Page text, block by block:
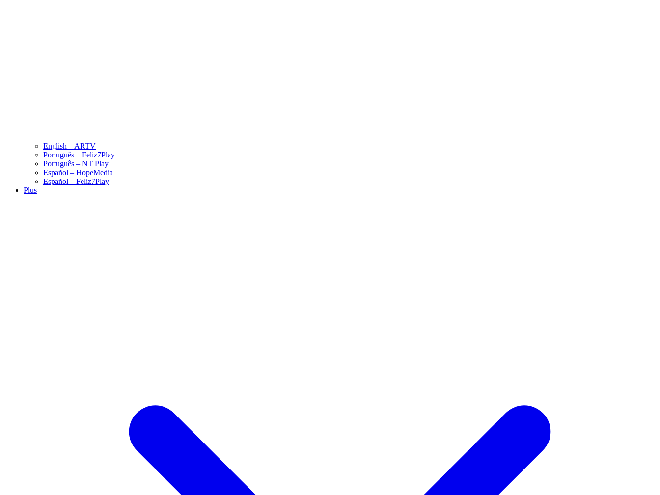
English – ARTV
Português – Feliz7Play
Português – NT Play
Español – HopeMedia
Español – Feliz7Play
Plus